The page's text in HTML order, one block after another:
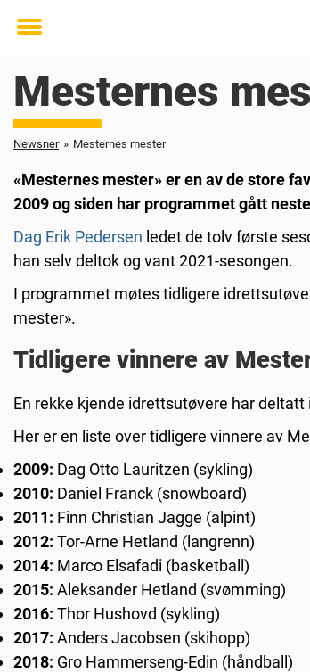
Toggle
Mesternes
Newsner » Mesternes mester
«Mesternes mester» er en av de store
2009 og siden har programmet gått
Dag Erik Pedersen ledet de tolv første
han selv deltok og vant 2021-sesongen.
I programmet møtes tidligere
mester».
Tidligere vinnere av
En rekke kjende idrettsutøvere har
Her er en liste over tidligere vinnere av
2009: Dag Otto Lauritzen (sykling)
2010: Daniel Franck (snowboard)
2011: Finn Christian Jagge (alpint)
2012: Tor-Arne Hetland (langrenn)
2014: Marco Elsafadi (basketball)
2015: Aleksander Hetland (svømming)
2016: Thor Hushovd (sykling)
2017: Anders Jacobsen (skihopp)
2018: Gro Hammerseng-Edin (håndball)